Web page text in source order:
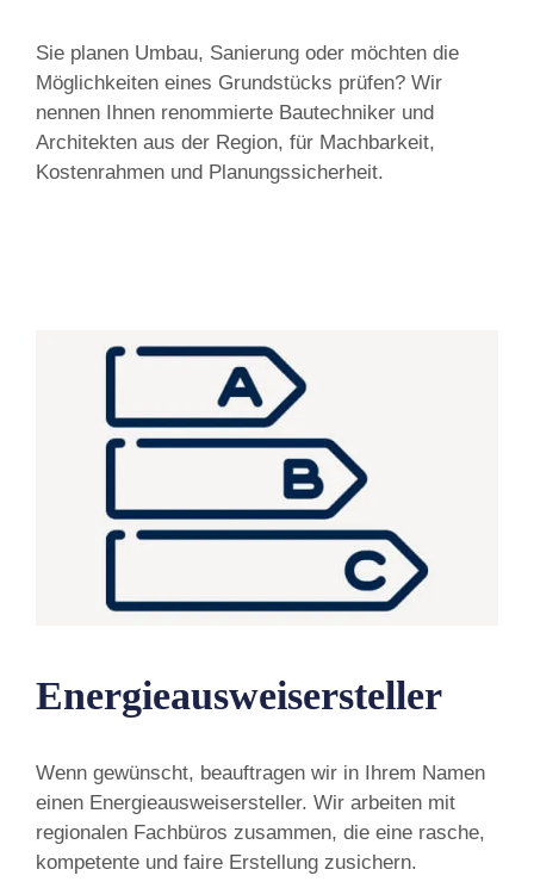
Sie planen Umbau, Sanierung oder möchten die
Möglichkeiten eines Grundstücks prüfen? Wir
nennen Ihnen renommierte Bautechniker und
Architekten aus der Region, für Machbarkeit,
Kostenrahmen und Planungssicherheit.
Energieausweisersteller
Wenn gewünscht, beauftragen wir in Ihrem Namen
einen Energieausweisersteller. Wir arbeiten mit
regionalen Fachbüros zusammen, die eine rasche,
kompetente und faire Erstellung zusichern.